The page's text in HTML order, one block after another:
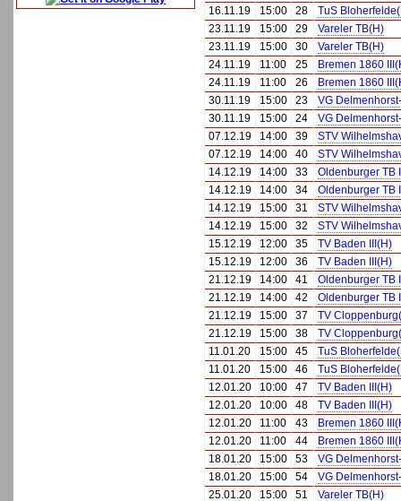
16.11.19
15:00 28
TuS
23.11.19
15:00 29
Vareler TB(H)
23.11.19
15:00 30
Vareler TB(H)
24.11.19
11:00 25
Bremen 1860
24.11.19
11:00 26
Bremen 1860
30.11.19
15:00 23
VG
30.11.19
15:00 24
VG
07.12.19
14:00 39
STV
07.12.19
14:00 40
STV
14.12.19
14:00 33
Oldenburger TB
14.12.19
14:00 34
Oldenburger TB
14.12.19
15:00 31
STV
14.12.19
15:00 32
STV
15.12.19
12:00 35
TV Baden III(H)
15.12.19
12:00 36
TV Baden III(H)
21.12.19
14:00 41
Oldenburger TB
21.12.19
14:00 42
Oldenburger TB
21.12.19
15:00 37
TV
21.12.19
15:00 38
TV
11.01.20
15:00 45
TuS
11.01.20
15:00 46
TuS
12.01.20
10:00 47
TV Baden III(H)
12.01.20
10:00 48
TV Baden III(H)
12.01.20
11:00 43
Bremen 1860
12.01.20
11:00 44
Bremen 1860
18.01.20
15:00 53
VG
18.01.20
15:00 54
VG
25.01.20
15:00 51
Vareler TB(H)